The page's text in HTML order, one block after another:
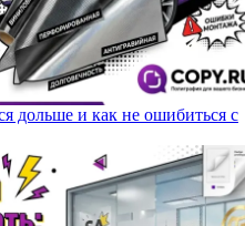
дольше и как не ошибиться с